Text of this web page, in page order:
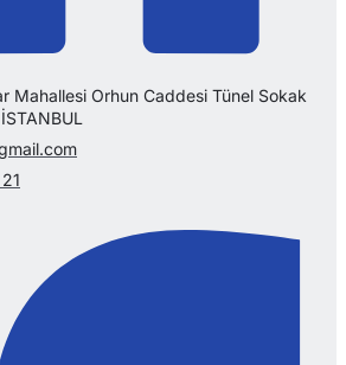
Mahallesi Orhun Caddesi Tünel Sokak